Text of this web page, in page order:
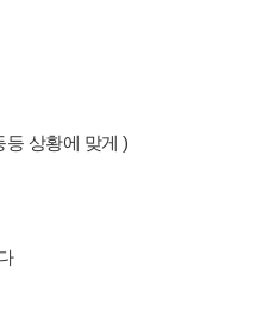
등 상황에 맞게 )